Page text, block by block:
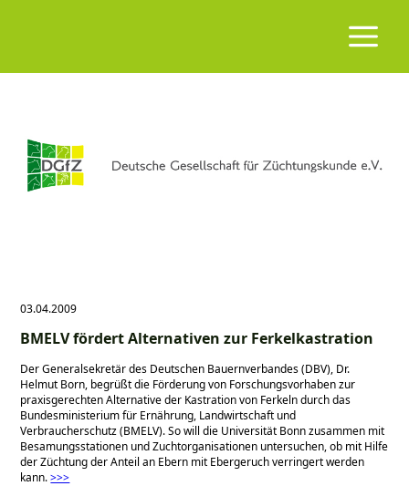
03.04.2009
BMELV fördert Alternativen zur Ferkelkastration
Der Generalsekretär des Deutschen Bauernverbandes (DBV), Dr.
Helmut Born, begrüßt die Förderung von Forschungsvorhaben zur
praxisgerechten Alternative der Kastration von Ferkeln durch das
Bundesministerium für Ernährung, Landwirtschaft und
Verbraucherschutz (BMELV). So will die Universität Bonn zusammen mit
Besamungs­stationen und Zuchtorganisationen untersuchen, ob mit Hilfe
der Züchtung der Anteil an Ebern mit Ebergeruch verringert werden
kann.>>>